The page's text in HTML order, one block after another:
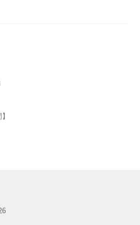
ガロア（Évariste Galois)